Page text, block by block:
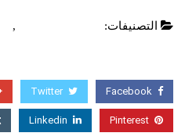
التصنيفات: ,
Facebook
Twitter
Pinterest
Linkedin